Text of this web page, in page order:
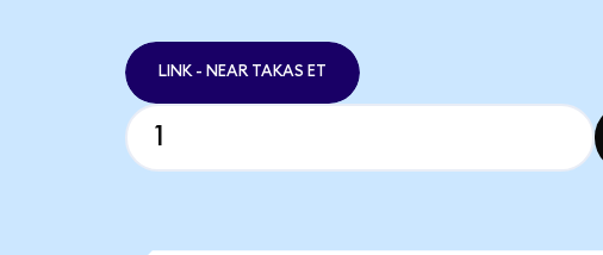
LINK - NEAR TAKAS ET